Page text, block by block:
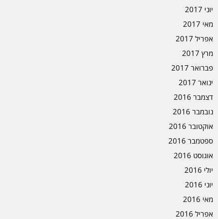
יוני 2017
מאי 2017
אפריל 2017
מרץ 2017
פברואר 2017
ינואר 2017
דצמבר 2016
נובמבר 2016
אוקטובר 2016
ספטמבר 2016
אוגוסט 2016
יולי 2016
יוני 2016
מאי 2016
אפריל 2016